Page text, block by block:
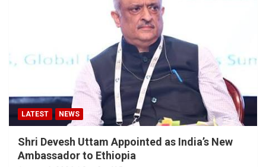
LATEST NEWS
Shri Devesh Uttam Appointed as India’s New
Ambassador to Ethiopia